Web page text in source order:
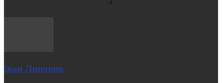
Іван Липовик